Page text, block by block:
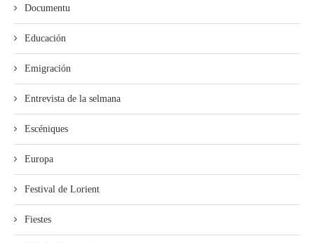
Documentu
Educación
Emigración
Entrevista de la selmana
Escéniques
Europa
Festival de Lorient
Fiestes